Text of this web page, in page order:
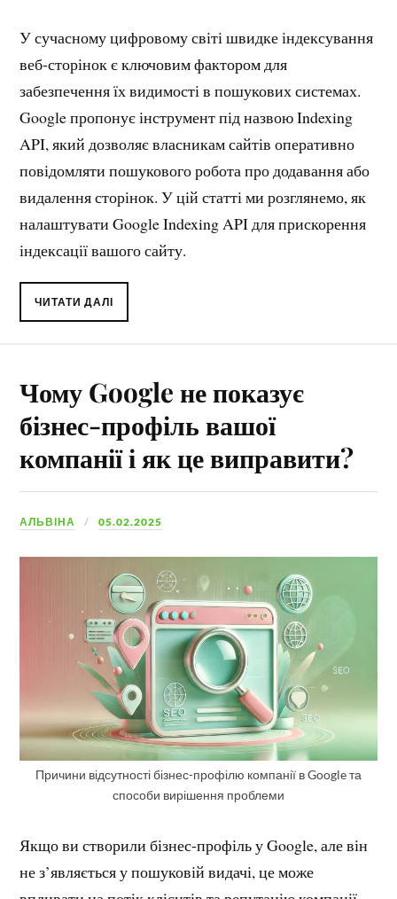
У сучасному цифровому світі швидке індексування
веб-сторінок є ключовим фактором для
забезпечення їх видимості в пошукових системах.
Google пропонує інструмент під назвою Indexing
API, який дозволяє власникам сайтів оперативно
повідомляти пошукового робота про додавання або
видалення сторінок. У цій статті ми розглянемо, як
налаштувати Google Indexing API для прискорення
індексації вашого сайту.
ЧИТАТИ ДАЛІ
Чому Google не показує
бізнес-профіль вашої
компанії і як це виправити?
АЛЬВІНА 05.02.2025
Причини відсутності бізнес-профілю компанії в Google та
способи вирішення проблеми
Якщо ви створили бізнес-профіль у Google, але він
не з’являється у пошуковій видачі, це може